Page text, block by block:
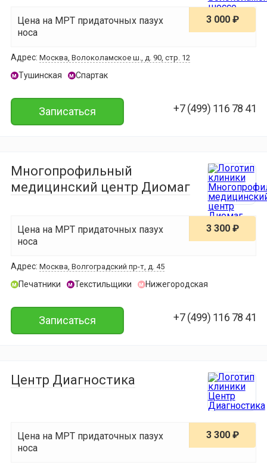
Цена на МРТ придаточных пазух
носа
3 000 ₽
Адрес: Москва, Волоколамское ш., д. 90, стр. 12
м Тушинская м Спартак
Записаться +7 (499) 116 78 41
Многопрофильный
медицинский центр Диомаг
Цена на МРТ придаточных пазух
носа
3 300 ₽
Адрес: Москва, Волгоградский пр-т, д. 45
м Печатники м Текстильщики м Нижегородская
Записаться +7 (499) 116 78 41
Центр Диагностика
Цена на МРТ придаточных пазух
носа
3 300 ₽